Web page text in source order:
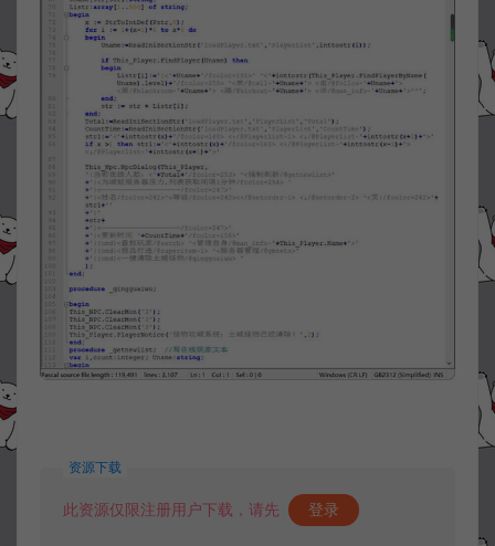
资源下载
此资源仅限注册用户下载，请先 登录